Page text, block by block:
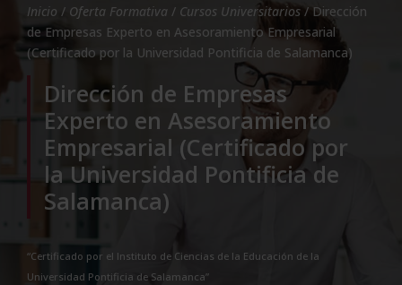
Inicio / Oferta Formativa / Cursos Universitarios/ Dirección
de Empresas Experto en Asesoramiento Empresarial
(Certificado por la Universidad Pontificia de Salamanca)
Dirección de Empresas
Experto en Asesoramiento
Empresarial (Certificado por
la Universidad Pontificia de
Salamanca)
“Certificado por el Instituto de Ciencias de la Educación de la
Universidad Pontificia de Salamanca”